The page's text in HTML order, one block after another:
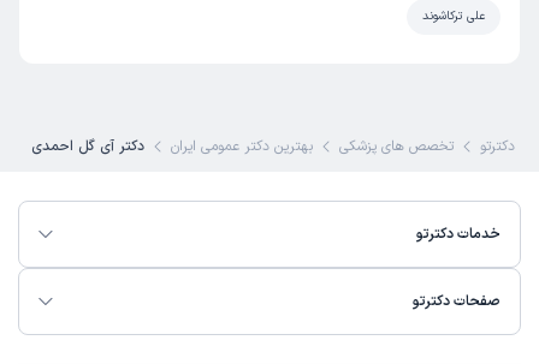
علی ترکاشوند
دکترتو تخصص های پزشکی بهترین دکتر عمومی ایران دکتر آی گل احمدی
خدمات دکترتو
صفحات دکترتو